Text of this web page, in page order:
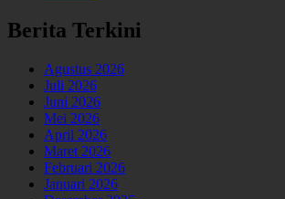
Berita Terkini
Agustus 2026
Juli 2026
Juni 2026
Mei 2026
April 2026
Maret 2026
Februari 2026
Januari 2026